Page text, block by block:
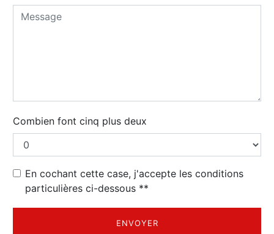
Combien font cinq plus deux
En cochant cette case, j'accepte les conditions
particulières ci-dessous **
ENVOYER